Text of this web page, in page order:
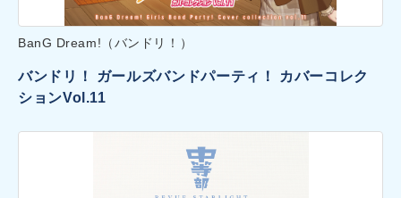
BanG Dream!（バンドリ！）
バンドリ！ ガールズバンドパーティ！ カバーコレク
ションVol.11